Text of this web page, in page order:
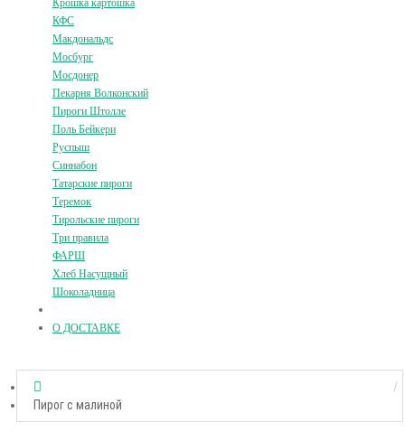
Крошка картошка
КФС
Макдональдс
Мосбург
Мосдонер
Пекарня Волконский
Пироги Штолле
Поль Бейкери
Руспыш
Синнабон
Татарские пироги
Теремок
Тирольские пироги
Три правила
ФАРШ
Хлеб Насущный
Шоколадница
О ДОСТАВКЕ
Пирог с малиной